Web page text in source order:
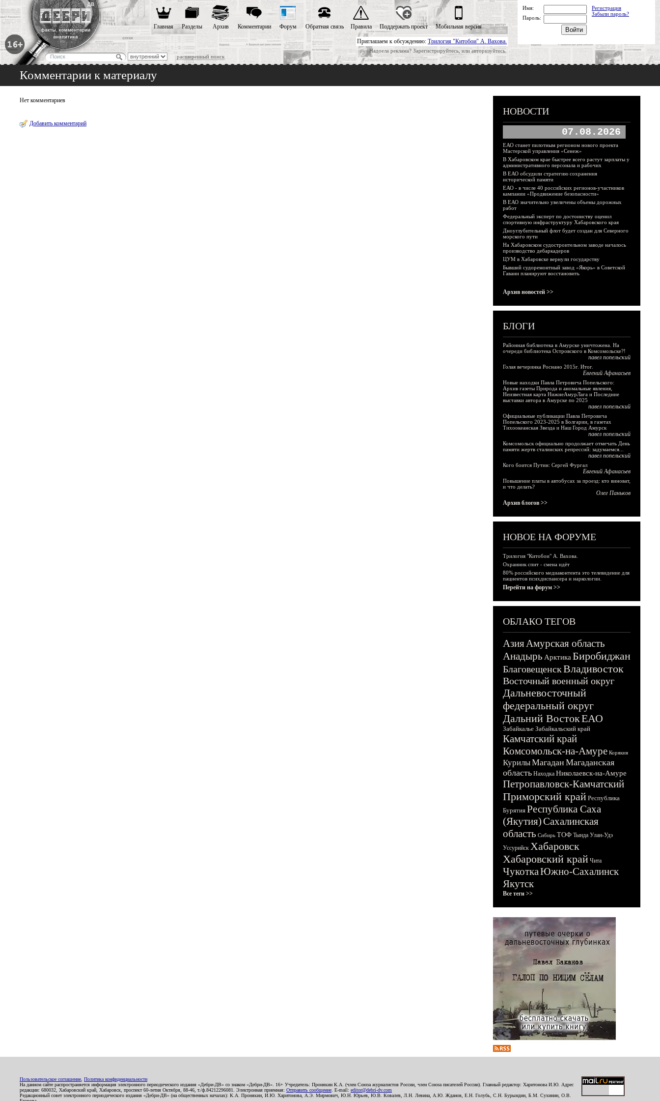
Приглашаем к обсуждению: Трилогия "Китобои" А. Вахова.
Надоела реклама? Зарегистрируйтесь, или авторизуйтесь.
расширенный поиск
Главная Разделы Архив Комментарии Форум Обратная связь Правила Поддержать проект Мобильная версия
Имя:
Регистрация
Забыли пароль?
Пароль:
Комментарии к материалу
Нет комментариев
Добавить комментарий
НОВОСТИ
07.08.2026
ЕАО станет пилотным регионом нового проекта
Мастерской управления «Сенеж»
В Хабаровском крае быстрее всего растут зарплаты у
административного персонала и рабочих
В ЕАО обсудили стратегию сохранения
исторической памяти
ЕАО - в числе 40 российских регионов-участников
кампании «Продвижение безопасности»
В ЕАО значительно увеличены объемы дорожных
работ
Федеральный эксперт по достоинству оценил
спортивную инфраструктуру Хабаровского края
Дноуглубительный флот будет создан для Северного
морского пути
На Хабаровском судостроительном заводе началось
производство дебаркадеров
ЦУМ в Хабаровске вернули государству
Бывший судоремонтный завод «Якорь» в Советской
Гавани планируют восстановить
Архив новостей >>
БЛОГИ
Районная библиотека в Амурске уничтожена. На
очереди библиотека Островского в Комсомольске?!
павел попельский
Голая вечеринка Роснано 2015г. Итог.
Евгений Афанасьев
Новые находки Павла Петровича Попельского:
Архив газеты Природа и аномальные явления,
Неизвестная карта НижнеАмурЛага и Последние
выставки автора в Амурске по 2025
павел попельский
Официальные публикации Павла Петровича
Попельского 2023-2025 в Болгарии, в газетах
Тихоокеанская Звезда и Наш Город Амурск
павел попельский
Комсомольск официально продолжает отмечать День
памяти жертв сталинских репрессий: задумаемся...
павел попельский
Кого боится Путин: Сергей Фургал
Евгений Афанасьев
Повышение платы в автобусах за проезд: кто виноват,
и что делать?
Олег Паньков
Архив блогов >>
НОВОЕ НА ФОРУМЕ
Трилогия "Китобои" А. Вахова.
Охранник спит - смена идёт
80% российского медиаконтента это телевидение для
пациентов психдиспансера и наркологии.
Перейти на форум >>
ОБЛАКО ТЕГОВ
АзияАмурская область
Анадырь Арктика Биробиджан
БлаговещенскВладивосток
Восточный военный округ
Дальневосточный
федеральный округ
Дальний ВостокЕАО
Забайкалье Забайкальский край
Камчатский край
Комсомольск-на-Амуре Корякия
КурилыМагадан Магаданская
область Находка Николаевск-на-Амуре
Петропавловск-Камчатский
Приморский край Республика
Бурятия Республика Саха
(Якутия)Сахалинская
область Сибирь ТОФ Тында Улан-Удэ
Уссурийск Хабаровск
Хабаровский край Чита
ЧукоткаЮжно-Сахалинск
Якутск
Все теги >>
Пользовательское соглашение Политика конфиденциальности
На данном сайте распространяется информация электронного периодического издания «Дебри-ДВ» со знаком «Дебри-ДВ». 16+ Учредитель: Пронякин К.А. (член Союза журналистов России, член Союза писателей России). Главный редактор: Харитонова И.Ю. Адрес
редакции: 680032, Хабаровский край, Хабаровск, проспект 60-летия Октября, 88-46, т./ф.84212296081. Электронная приемная: Отправить сообщение . E-mail: editor@debri-dv.com
Редакционный совет электронного периодического издания «Дебри-ДВ» (на общественных началах): К.А. Пронякин, И.Ю. Харитонова, А.Э. Мирмович, Ю.Н. Юрьев, Ю.В. Ковалев, Л.Н. Левина, А.Ю. Жданов, Е.Н. Голубь, С.Н. Бурындин, Б.М. Сухинин, О.В.